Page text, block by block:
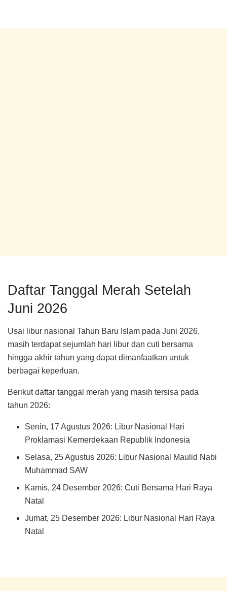
Daftar Tanggal Merah Setelah
Juni 2026
Usai libur nasional Tahun Baru Islam pada Juni 2026,
masih terdapat sejumlah hari libur dan cuti bersama
hingga akhir tahun yang dapat dimanfaatkan untuk
berbagai keperluan.
Berikut daftar tanggal merah yang masih tersisa pada
tahun 2026:
Senin, 17 Agustus 2026: Libur Nasional Hari
Proklamasi Kemerdekaan Republik Indonesia
Selasa, 25 Agustus 2026: Libur Nasional Maulid Nabi
Muhammad SAW
Kamis, 24 Desember 2026: Cuti Bersama Hari Raya
Natal
Jumat, 25 Desember 2026: Libur Nasional Hari Raya
Natal